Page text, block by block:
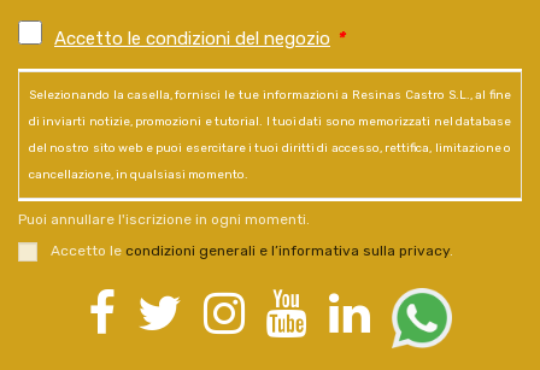
Accetto le condizioni del negozio *
Selezionando la casella, fornisci le tue informazioni a Resinas Castro S.L., al fine
di inviarti notizie, promozioni e tutorial. I tuoi dati sono memorizzati nel database
del nostro sito web e puoi esercitare i tuoi diritti di accesso, rettifica, limitazione o
cancellazione, in qualsiasi momento.
Puoi annullare l'iscrizione in ogni momenti.
Accetto le condizioni generali e l’informativa sulla privacy.